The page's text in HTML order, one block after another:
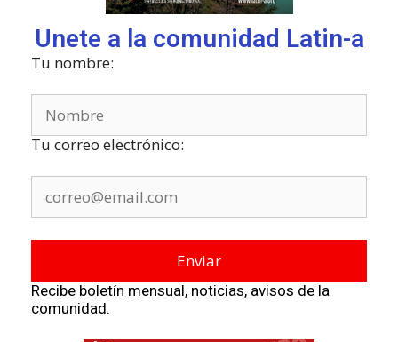
Unete a la comunidad Latin-a
Tu nombre:
Tu correo electrónico:
Recibe boletín mensual, noticias, avisos de la
comunidad.